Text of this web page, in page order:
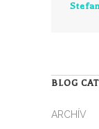
BLOG
ARCHÍV